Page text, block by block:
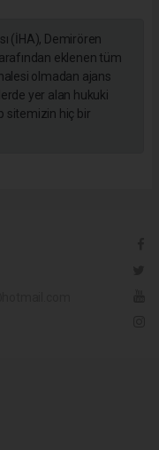
(İHA), Demirören
eklenen tüm
olmadan ajans
yer alan hukuki
sitemizin hiç bir